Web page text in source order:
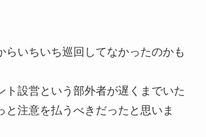
らいちいち巡回してなかったのかも
ト設営という部外者が遅くまでいた
と注意を払うべきだったと思いま